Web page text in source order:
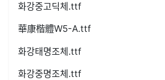
화강중고딕체.ttf
華康楷體W5-A.ttf
화강태명조체.ttf
화강중명조체.ttf